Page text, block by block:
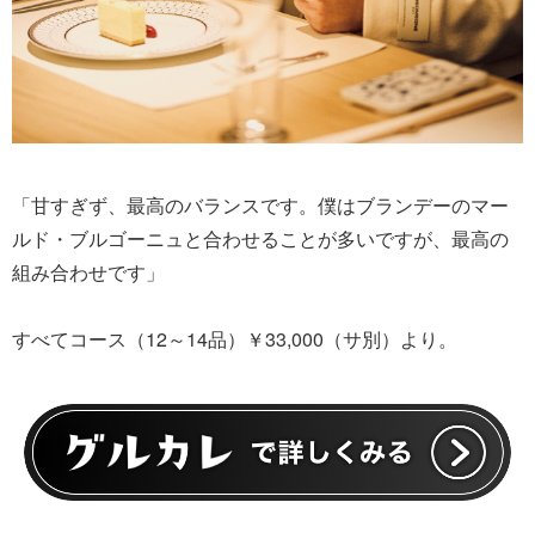
「甘すぎず、最高のバランスです。僕はブランデーのマー
ルド・ブルゴーニュと合わせることが多いですが、最高の
組み合わせです」
すべてコース（12～14品）￥33,000（サ別）より。